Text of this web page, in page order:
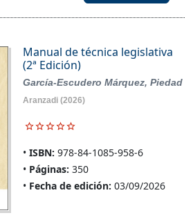
Manual de técnica legislativa
(2ª Edición)
García-Escudero Márquez, Piedad
Aranzadi(2026)
ISBN: 978-84-1085-958-6
Páginas: 350
Fecha de edición: 03/09/2026